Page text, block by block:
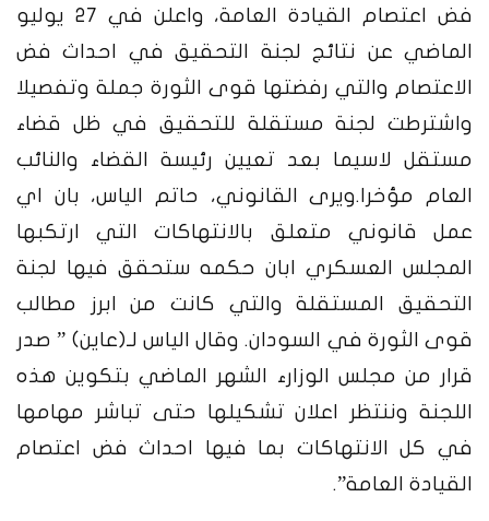
فض اعتصام القيادة العامة، واعلن في 27 يوليو
الماضي عن نتائج لجنة التحقيق في احداث فض
الاعتصام والتي رفضتها قوى الثورة جملة وتفصيلا
واشترطت لجنة مستقلة للتحقيق في ظل قضاء
مستقل لاسيما بعد تعيين رئيسة القضاء والنائب
العام مؤخرا.ويرى القانوني، حاتم الياس، بان اي
عمل قانوني متعلق بالانتهاكات التي ارتكبها
المجلس العسكري ابان حكمه ستحقق فيها لجنة
التحقيق المستقلة والتي كانت من ابرز مطالب
قوى الثورة في السودان. وقال الياس لـ(عاين) ” صدر
قرار من مجلس الوزارء الشهر الماضي بتكوين هذه
اللجنة وننتظر اعلان تشكيلها حتى تباشر مهامها
في كل الانتهاكات بما فيها احداث فض اعتصام
القيادة العامة”.